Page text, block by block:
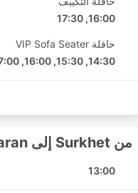
Surkhet - كاثماندو
Surkhet - Dharan
Surkhet - بيراتناغار
Rara Deluxe أسعار التذاكر وفئات الحافلات
أحد أفضل الأشياء المتعلقة
16:00, 17:30
حافلة VIP Sofa Seater
14:30, 15:30, 16:00, 17:00, 17:30
من Surkhet إلى Dharan
13:00